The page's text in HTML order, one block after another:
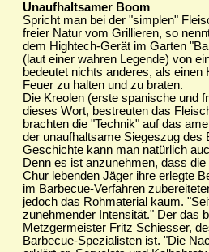
Unaufhaltsamer Boom
Spricht man bei der "simplen"
freier Natur vom Grillieren, so
dem Hightech-Gerät im Garten
(laut einer wahren Legende) von
bedeutet nichts anderes, als
Feuer zu halten und zu braten.
Die Kreolen (erste spanische und
dieses Wort, bestreuten das
brachten die "Technik" auf das
der unaufhaltsame Siegeszug des
Geschichte kann man natürlich
Denn es ist anzunehmen, dass
Chur lebenden Jäger ihre erlegte
im Barbecue-Verfahren
jedoch das Rohmaterial kaum.
zunehmender Intensität." Der das
Metzgermeister Fritz Schiesser,
Barbecue-Spezialisten ist. "Die